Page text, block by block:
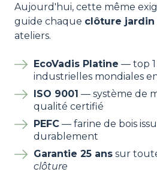
Aujourd'hui, cette même
guide chaque clôture jardin
ateliers.
EcoVadis Platine — top 1
industrielles mondiales
ISO 9001 — système de
qualité certifié
PEFC — farine de bois
durablement
Garantie 25 ans sur
clôture